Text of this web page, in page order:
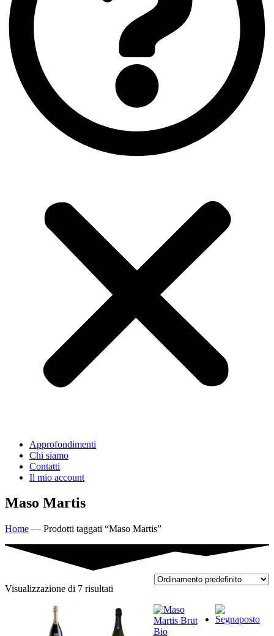
Approfondimenti
Chi siamo
Contatti
Il mio account
Maso Martis
Home — Prodotti taggati “Maso Martis”
Visualizzazione di 7 risultati